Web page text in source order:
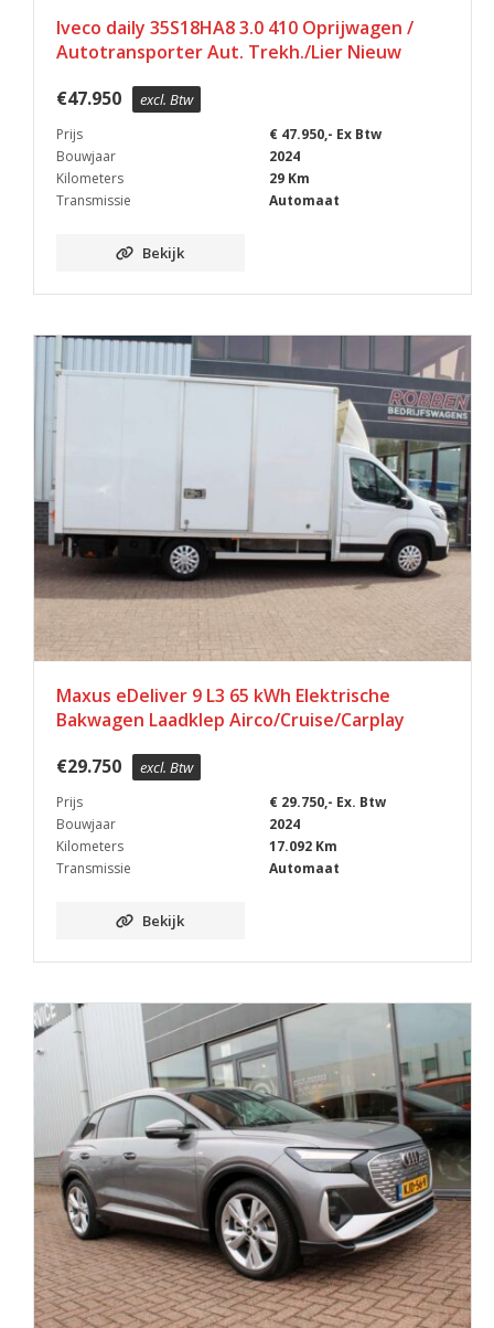
Iveco daily 35S18HA8 3.0 410 Oprijwagen /
Autotransporter Aut. Trekh./Lier Nieuw
€47.950 excl. Btw
Prijs
€ 47.950,- Ex Btw
Bouwjaar
2024
Kilometers
29 Km
Transmissie
Automaat
Bekijk
Maxus eDeliver 9 L3 65 kWh Elektrische
Bakwagen Laadklep Airco/Cruise/Carplay
€29.750 excl. Btw
Prijs
€ 29.750,- Ex. Btw
Bouwjaar
2024
Kilometers
17.092 Km
Transmissie
Automaat
Bekijk